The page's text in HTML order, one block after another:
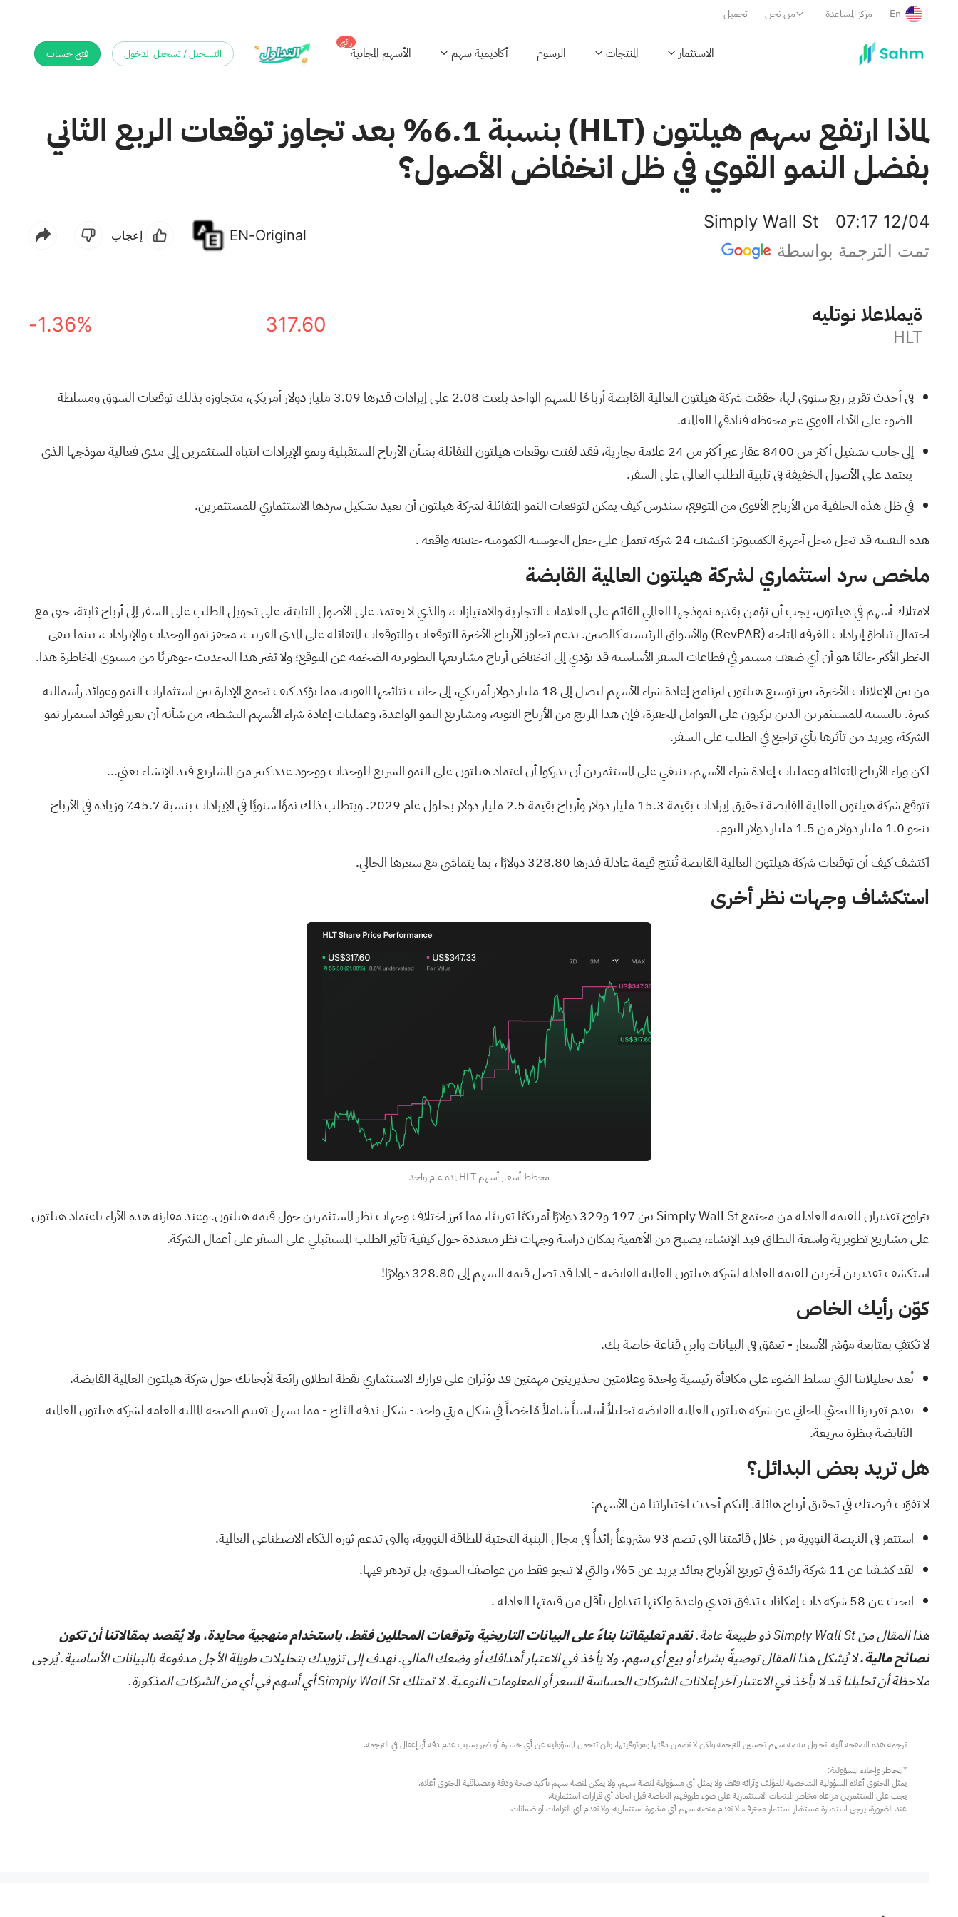
تحميل من نحن مركز المساعدة En
الاستثمار المنتجات الرسوم أكاديمية سهم الأسهم المجانية
رائج
التسجيل / تسجيل الدخول فتح حساب
لماذا ارتفع سهم هيلتون (HLT) بنسبة 6.1% بعد تجاوز توقعات الربع الثاني
بفضل النمو القوي في ظل انخفاض الأصول؟
Simply Wall St
07:17 12/04
تمت الترجمة بواسطة
EN-Original إعجاب
هيلتون العالمية
HLT
317.60
-1.36%
في أحدث تقرير ربع سنوي لها، حققت شركة هيلتون العالمية القابضة أرباحًا للسهم الواحد بلغت 2.08 على إيرادات قدرها 3.09 مليار دولار أمريكي، متجاوزة بذلك توقعات السوق ومسلطة
الضوء على الأداء القوي عبر محفظة فنادقها العالمية.
إلى جانب تشغيل أكثر من 8400 عقار عبر أكثر من 24 علامة تجارية، فقد لفتت توقعات هيلتون المتفائلة بشأن الأرباح المستقبلية ونمو الإيرادات انتباه المستثمرين إلى مدى فعالية نموذجها الذي
يعتمد على الأصول الخفيفة في تلبية الطلب العالمي على السفر.
في ظل هذه الخلفية من الأرباح الأقوى من المتوقع، سندرس كيف يمكن لتوقعات النمو المتفائلة لشركة هيلتون أن تعيد تشكيل سردها الاستثماري للمستثمرين.
هذه التقنية قد تحل محل أجهزة الكمبيوتر: اكتشف24 شركة تعمل على جعل الحوسبة الكمومية حقيقة واقعة .
ملخص سرد استثماري لشركة هيلتون العالمية القابضة
لامتلاك أسهم في هيلتون، يجب أن تؤمن بقدرة نموذجها العالمي القائم على العلامات التجارية والامتيازات، والذي لا يعتمد على الأصول الثابتة، على تحويل الطلب على السفر إلى أرباح ثابتة، حتى مع
احتمال تباطؤ إيرادات الغرفة المتاحة(RevPAR)والأسواق الرئيسية كالصين. يدعم تجاوز الأرباح الأخيرة التوقعات والتوقعات المتفائلة على المدى القريب، محفز نمو الوحدات والإيرادات، بينما يبقى
الخطر الأكبر حاليًا هو أن أي ضعف مستمر في قطاعات السفر الأساسية قد يؤدي إلى انخفاض أرباح مشاريعها التطويرية الضخمة عن المتوقع؛ ولا يُغير هذا التحديث جوهريًا من مستوى المخاطرة هذا.
من بين الإعلانات الأخيرة، يبرز توسيع هيلتون لبرنامج إعادة شراء الأسهم ليصل إلى 18 مليار دولار أمريكي، إلى جانب نتائجها القوية، مما يؤكد كيف تجمع الإدارة بين استثمارات النمو وعوائد رأسمالية
كبيرة. بالنسبة للمستثمرين الذين يركزون على العوامل المحفزة، فإن هذا المزيج من الأرباح القوية، ومشاريع النمو الواعدة، وعمليات إعادة شراء الأسهم النشطة، من شأنه أن يعزز فوائد استمرار نمو
الشركة، ويزيد من تأثرها بأي تراجع في الطلب على السفر.
لكن وراء الأرباح المتفائلة وعمليات إعادة شراء الأسهم، ينبغي على المستثمرين أن يدركوا أن اعتماد هيلتون على النمو السريع للوحدات ووجود عدد كبير من المشاريع قيد الإنشاء يعني...
تتوقع شركة هيلتون العالمية القابضة تحقيق إيرادات بقيمة 15.3 مليار دولار وأرباح بقيمة 2.5 مليار دولار بحلول عام 2029. ويتطلب ذلك نموًا سنويًا في الإيرادات بنسبة 45.7٪ وزيادة في الأرباح
بنحو 1.0 مليار دولار من 1.5 مليار دولار اليوم.
اكتشف كيف أن توقعات شركة هيلتون العالمية القابضة تُنتج قيمة عادلة قدرها 328.80 دولارًا
، بما يتماشى مع سعرها الحالي.
استكشاف وجهات نظر أخرى
مخطط أسعار أسهم HLT لمدة عام واحد
يتراوح تقديران للقيمة العادلة من مجتمع Simply Wall St بين 197 و329 دولارًا أمريكيًا تقريبًا، مما يُبرز اختلاف وجهات نظر المستثمرين حول قيمة هيلتون. وعند مقارنة هذه الآراء باعتماد هيلتون
على مشاريع تطويرية واسعة النطاق قيد الإنشاء، يصبح من الأهمية بمكان دراسة وجهات نظر متعددة حول كيفية تأثير الطلب المستقبلي على السفر على أعمال الشركة.
استكشف تقديرين آخرين للقيمة العادلة لشركة هيلتون العالمية القابضة- لماذا قد تصل قيمة السهم إلى 328.80 دولارًا!
كوّن رأيك الخاص
لا تكتفِ بمتابعة مؤشر الأسعار - تعمّق في البيانات وابنِ قناعة خاصة بك.
تُعد تحليلاتنا التي تسلط الضوء علىمكافأة رئيسية واحدة وعلامتين تحذيريتين مهمتينقد تؤثران على قرارك الاستثماري نقطة انطلاق رائعة لأبحاثك حول شركة هيلتون العالمية القابضة.
يقدمتقريرنا البحثي المجاني عن شركة هيلتون العالمية القابضةتحليلاً أساسياً شاملاً مُلخصاً في شكل مرئي واحد - شكل ندفة الثلج - مما يسهل تقييم الصحة المالية العامة لشركة هيلتون العالمية
القابضة بنظرة سريعة.
هل تريد بعض البدائل؟
لا تفوّت فرصتك في تحقيق أرباح هائلة. إليكم أحدث اختياراتنا من الأسهم:
استثمر في النهضة النووية من خلال قائمتنا التي تضم 93 مشروعاً رائداً في مجال البنية التحتية للطاقة النووية، والتي
تدعم ثورة الذكاء الاصطناعي العالمية.
لقد كشفنا عن11 شركة رائدة في توزيع الأرباح
بعائد يزيد عن 5%، والتي لا تنجو فقط من عواصف السوق، بل تزدهر فيها.
ابحث عن58 شركة ذات إمكانات تدفق نقدي واعدة ولكنها تتداول بأقل من قيمتها العادلة .
هذا المقال من Simply Wall St ذو طبيعة عامة.
نقدم تعليقاتنا بناءً على البيانات التاريخية وتوقعات المحللين فقط، باستخدام منهجية محايدة، ولا يُقصد بمقالاتنا أن تكون
نصائح مالية.لا يُشكل هذا المقال توصيةً بشراء أو بيع أي سهم، ولا يأخذ في الاعتبار أهدافك أو وضعك المالي. نهدف إلى تزويدك بتحليلات طويلة الأجل مدفوعة بالبيانات الأساسية. يُرجى
ملاحظة أن تحليلنا قد لا يأخذ في الاعتبار آخر إعلانات الشركات الحساسة للسعر أو المعلومات النوعية. لا تمتلك Simply Wall St أي أسهم في أي من الشركات المذكورة.
عند الضرورة، يرجى استشارة مستشار استثمار محترف. لا تقدم منصة سهم أي مشورة استثمارية، ولا تقدم أي التزامات أو ضمانات.